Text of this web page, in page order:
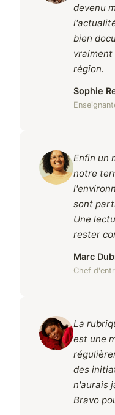
devenu
bien
région.
Sophie
Enfin un
notre
sont
Une
rester
Marc
Chef
La
est une
des
n'aurais
Bravo